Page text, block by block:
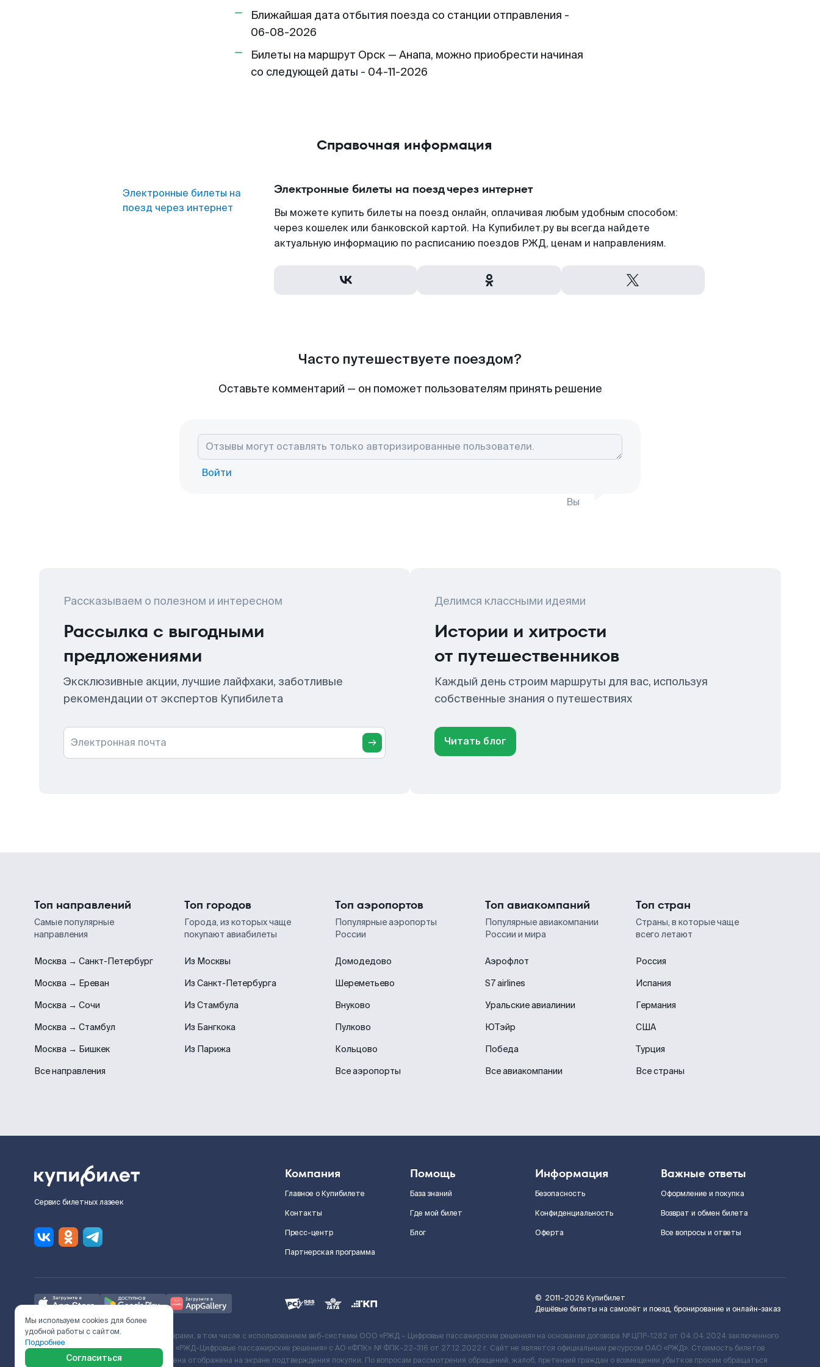
Ближайшая дата отбытия поезда со станции отправления -
06-08-2026
Билеты на маршрут Орск — Анапа, можно приобрести начиная
со следующей даты - 04-11-2026
Справочная информация
Электронные билеты на
поезд через интернет
Электронные билеты на поезд через интернет
Вы можете купить билеты на поезд онлайн, оплачивая любым удобным способом:
через кошелек или банковской картой. На Купибилет.ру вы всегда найдете
актуальную информацию по расписанию поездов РЖД, ценам и направлениям.
Часто путешествуете поездом?
Оставьте комментарий — он поможет пользователям принять решение
Войти
Вы
Рассказываем о полезном и интересном
Рассылка с выгодными
предложениями
Эксклюзивные акции, лучшие лайфхаки, заботливые
рекомендации от экспертов Купибилета
Электронная почта
Делимся классными идеями
Истории и хитрости
от путешественников
Каждый день строим маршруты для вас, используя
собственные знания о путешествиях
Читать блог
Топ направлений
Самые популярные
направления
Москва → Санкт-Петербург
Москва → Ереван
Москва → Сочи
Москва → Стамбул
Москва → Бишкек
Все направления
Топ городов
Города, из которых чаще
покупают авиабилеты
Из Москвы
Из Санкт-Петербурга
Из Стамбула
Из Бангкока
Из Парижа
Топ аэропортов
Популярные аэропорты
России
Домодедово
Шереметьево
Внуково
Пулково
Кольцово
Все аэропорты
Топ авиакомпаний
Популярные авиакомпании
России и мира
Аэрофлот
S7 airlines
Уральские авиалинии
ЮТэйр
Победа
Все авиакомпании
Топ стран
Страны, в которые чаще
всего летают
Россия
Испания
Германия
США
Турция
Все страны
Сервис билетных лазеек
Компания
Главное о Купибилете
Контакты
Пресс-центр
Партнерская программа
Помощь
База знаний
Где мой билет
Блог
Информация
Безопасность
Конфиденциальность
Оферта
Важные ответы
Оформление и покупка
Возврат и обмен билета
Все вопросы и ответы
© 2011–2026 Купибилет
Дешёвые билеты на самолёт и поезд, бронирование и онлайн-заказ
Ж/Д билеты предоставляются партнёрами, в том числе с использованием веб-системы ООО «РЖД – Цифровые пассажирские решения» на основании договора № ЦПР-1282 от 04.04.2024 заключенного
с Поставщиком услуг и Договора ООО «РЖД-Цифровые пассажирские решения» c АО «ФПК» № ФПК-22-316 от 27.12.2022 г. Сайт не является официальным ресурсом ОАО «РЖД». Стоимость билетов
включает сервисный сбор. Итоговая цена отображена на экране подтверждения покупки. По вопросам рассмотрения обращений, жалоб, претензий граждан о возмещении убытков просим обращаться
Мы используем cookies для более
удобной работы с сайтом.
Подробнее
Согласиться